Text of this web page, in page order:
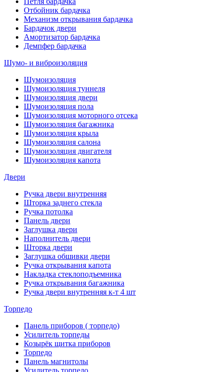
Отбойник бардачка
Механизм открывания бардачка
Бардачок двери
Амортизатор бардачка
Демпфер бардачка
Шумо- и виброизоляция
Шумоизоляция
Шумоизоляция туннеля
Шумоизоляция двери
Шумоизоляция пола
Шумоизоляция моторного отсека
Шумоизоляция багажника
Шумоизоляция крыла
Шумоизоляция салона
Шумоизоляция двигателя
Шумоизоляция капота
Двери
Ручка двери внутренняя
Шторка заднего стекла
Ручка потолка
Панель двери
Заглушка двери
Наполнитель двери
Шторка двери
Заглушка обшивки двери
Ручка открывания капота
Накладка стеклоподъемника
Ручка открывания багажника
Ручка двери внутренняя к-т 4 шт
Торпедо
Панель приборов ( торпедо)
Усилитель торпеды
Козырёк щитка приборов
Торпедо
Панель магнитолы
Усилитель торпедо